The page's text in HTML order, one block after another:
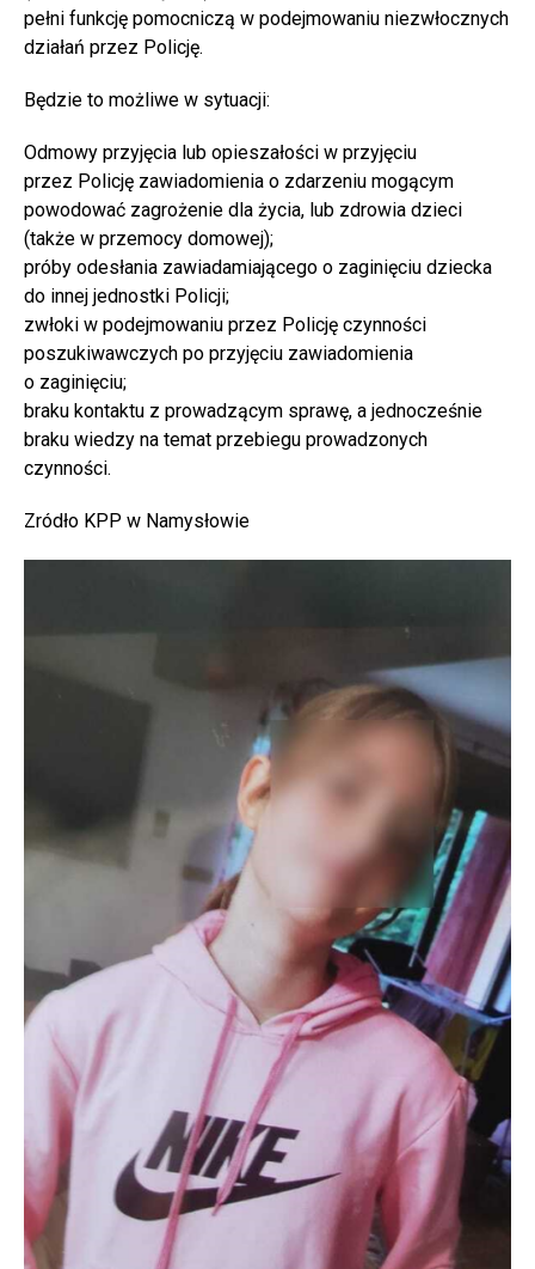
pełni funkcję pomocniczą w podejmowaniu niezwłocznych
działań przez Policję.
Będzie to możliwe w sytuacji:
Odmowy przyjęcia lub opieszałości w przyjęciu
przez Policję zawiadomienia o zdarzeniu mogącym
powodować zagrożenie dla życia, lub zdrowia dzieci
(także w przemocy domowej);
próby odesłania zawiadamiającego o zaginięciu dziecka
do innej jednostki Policji;
zwłoki w podejmowaniu przez Policję czynności
poszukiwawczych po przyjęciu zawiadomienia
o zaginięciu;
braku kontaktu z prowadzącym sprawę, a jednocześnie
braku wiedzy na temat przebiegu prowadzonych
czynności.
Zródło KPP w Namysłowie